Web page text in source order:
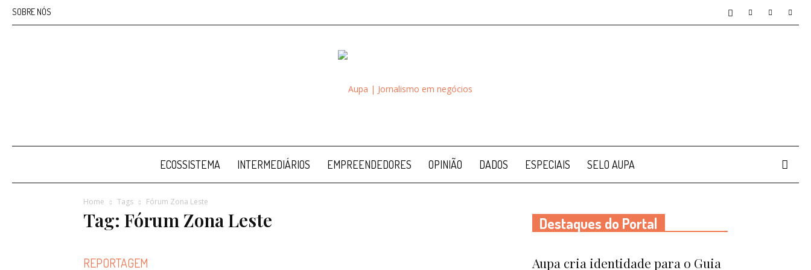
SOBRE NÓS
Aupa
ECOSSISTEMA INTERMEDIÁRIOS EMPREENDEDORES OPINIÃO DADOS ESPECIAIS SELO AUPA
Home Tags Fórum Zona Leste
Tag: Fórum Zona Leste
REPORTAGEM
Destaques do Portal
Aupa cria identidade para o Guia